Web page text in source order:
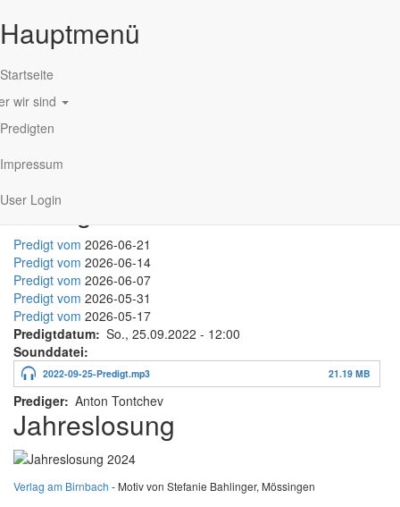
Direkt zum Inhalt
Hauptmenü
Startseite
wir sind
Predigten
Impressum
User Login
Predigt-Mitschnitte
Predigt vom 2026-06-21
Predigt vom 2026-06-14
Predigt vom 2026-06-07
Predigt vom 2026-05-31
Predigt vom 2026-05-17
Predigtdatum So., 25.09.2022 - 12:00
Sounddatei
2022-09-25-Predigt.mp3 21.19 MB
Prediger Anton Tontchev
Jahreslosung
Verlag am Birnbach - Motiv von Stefanie Bahlinger, Mössingen